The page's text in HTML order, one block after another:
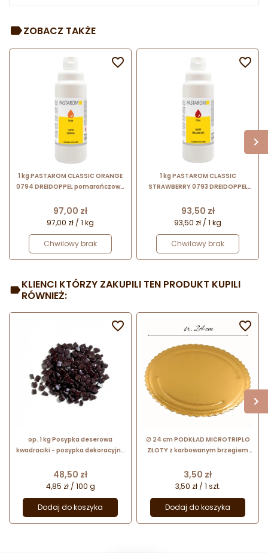
ZOBACZ TAKŻE
1 kg PASTAROM CLASSIC ORANGE
0794 DREIDOPPEL pomarańczowa
koloryzująca
Cena
97,00 zł
97,00 zł / 1 kg
Chwilowy brak

1 kg PASTAROM CLASSIC
STRAWBERRY 0793 DREIDOPPEL
aromatyzująco-koloryzująca
Cena
93,50 zł
93,50 zł / 1 kg
Chwilowy brak

KLIENCI KTÓRZY ZAKUPILI TEN PRODUKT KUPILI
RÓWNIEŻ:
op. 1 kg Posypka deserowa
kwadraciki - posypka dekoracyjna
3-6 mm
Cena
48,50 zł
4,85 zł / 100 g
Dodaj do koszyka

∅ 24 cm PODKŁAD MICROTRIPLO
ZŁOTY z karbowanym brzegiem
Cena
3,50 zł
3,50 zł / 1 szt.
Dodaj do koszyka
